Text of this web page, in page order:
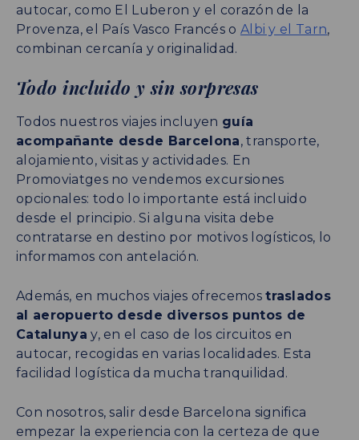
autocar, como El Luberon y el corazón de la
Provenza, el País Vasco Francés o Albi y el Tarn,
combinan cercanía y originalidad.
Todo incluido y sin sorpresas
Todos nuestros viajes incluyen guía
acompañante desde Barcelona, transporte,
alojamiento, visitas y actividades. En
Promoviatges no vendemos excursiones
opcionales: todo lo importante está incluido
desde el principio. Si alguna visita debe
contratarse en destino por motivos logísticos, lo
informamos con antelación.
Además, en muchos viajes ofrecemostraslados
al aeropuerto desde diversos puntos de
Catalunya y, en el caso de los circuitos en
autocar, recogidas en varias localidades. Esta
facilidad logística da mucha tranquilidad.
Con nosotros, salir desde Barcelona significa
empezar la experiencia con la certeza de que